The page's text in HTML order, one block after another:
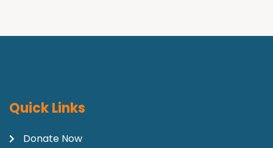
Quick Links
Donate Now